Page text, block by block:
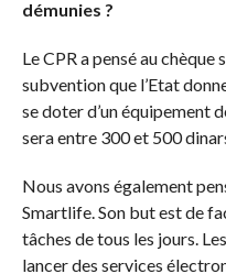
démunies ?
Le CPR a pensé au chèque
subvention que l’Etat
se doter d’un équipement
sera entre 300 et 500
Nous avons également
Smartlife. Son but est de
tâches de tous les jours.
lancer des services